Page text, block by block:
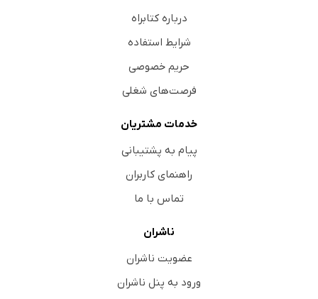
درباره کتابراه
شرایط استفاده
حریم خصوصی
فرصت‌های شغلی
خدمات مشتریان
پیام به پشتیبانی
راهنمای کاربران
تماس با ما
ناشران
عضویت ناشران
ورود به پنل ناشران